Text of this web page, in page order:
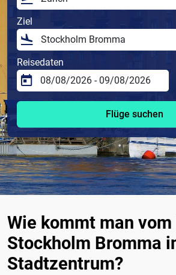
Ziel
Reisedaten
Flüge suchen
Wie kommt man
Stockholm Bromma
Stadtzentrum?